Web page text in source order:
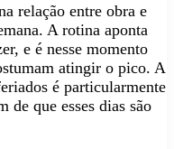
relação entre obra e
A rotina aponta
e é nesse momento
atingir o pico. A
é particularmente
de que esses dias são